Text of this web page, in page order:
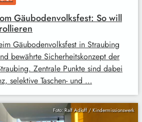
Gäubodenvolksfest: So will
Gäubodenvolksfest in Straubing
bewährte Sicherheitskonzept der
Zentrale Punkte sind dabei
selektive Taschen- und …
Foto: Ralf Adloff / Kindermissionswerk